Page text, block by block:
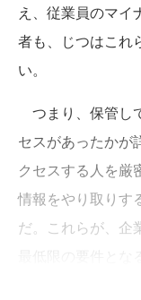
え、従業員のマイ
者も、じつはこれ
い。
つまり、保管し
セスがあったかが
クセスする人を厳
情報をやり取りす
だ。これらが、企